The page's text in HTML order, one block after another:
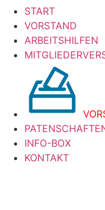
START
VORSTAND
ARBEITSHILFEN
INFO-BOX
KONTAKT